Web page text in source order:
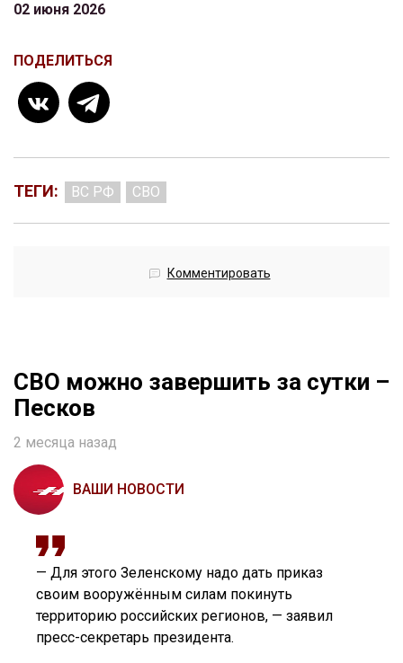
02 июня 2026
ПОДЕЛИТЬСЯ
ТЕГИ: ВС РФ СВО
Комментировать
СВО можно завершить за сутки –
Песков
2 месяца назад
ВАШИ НОВОСТИ
— Для этого Зеленскому надо дать приказ
своим вооружённым силам покинуть
территорию российских регионов, — заявил
пресс-секретарь президента.